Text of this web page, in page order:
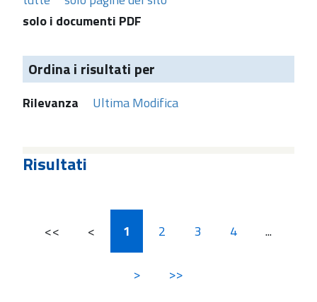
solo i documenti PDF
Ordina i risultati per
Rilevanza Ultima Modifica
Risultati
<< < 1 2 3 4 ...
> >>